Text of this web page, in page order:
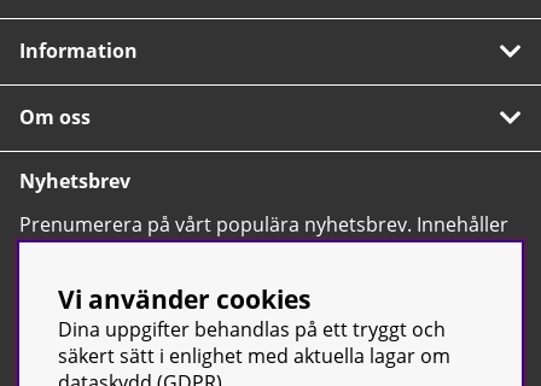
Information
Om oss
Nyhetsbrev
Prenumerera på vårt populära nyhetsbrev. Innehåller
tips, nyheter och våra allra bästa erbjudanden.
Vi använder cookies
Dina uppgifter behandlas på ett tryggt och
säkert sätt i enlighet med aktuella lagar om